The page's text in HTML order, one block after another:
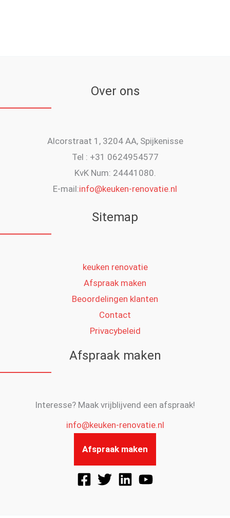
Over ons
Alcorstraat 1, 3204 AA, Spijkenisse
Tel : +31 0624954577
KvK Num: 24441080.
E-mail:info@keuken-renovatie.nl
Sitemap
keuken renovatie
Afspraak maken
Beoordelingen klanten
Contact
Privacybeleid
Afspraak maken
Interesse? Maak vrijblijvend een afspraak!
info@keuken-renovatie.nl
Afspraak maken